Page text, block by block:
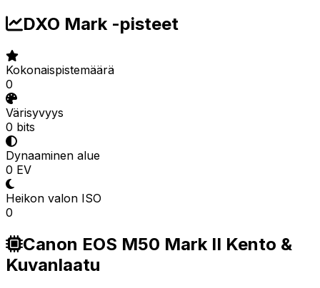
DXO Mark -pisteet
Kokonaispistemäärä
0
Värisyvyys
0 bits
Dynaaminen alue
0 EV
Heikon valon ISO
0
Canon EOS M50 Mark II Kento &
Kuvanlaatu